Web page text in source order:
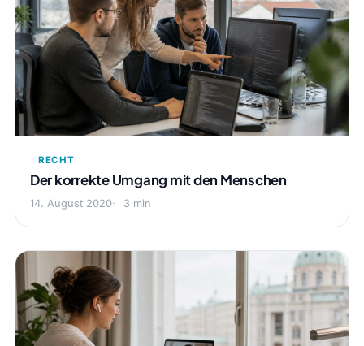
RECHT
Der korrekte Umgang mit den Menschen
14. August 2020 3 min